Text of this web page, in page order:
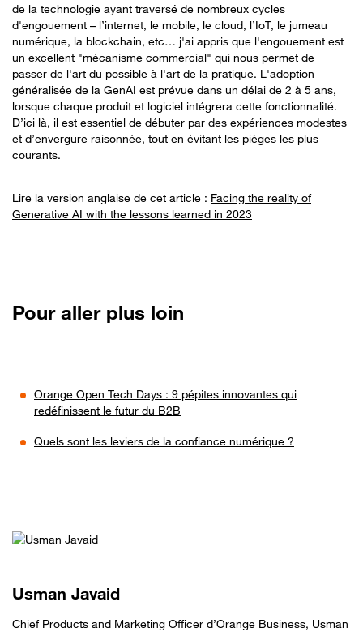
de la technologie ayant traversé de nombreux cycles
d'engouement – l’internet, le mobile, le cloud, l’IoT, le jumeau
numérique, la blockchain, etc… j'ai appris que l'engouement est
un excellent "mécanisme commercial" qui nous permet de
passer de l'art du possible à l'art de la pratique. L'adoption
généralisée de la GenAI est prévue dans un délai de 2 à 5 ans,
lorsque chaque produit et logiciel intégrera cette fonctionnalité.
D’ici là, il est essentiel de débuter par des expériences modestes
et d’envergure raisonnée, tout en évitant les pièges les plus
courants.
Lire la version anglaise de cet article : Facing the reality of
Generative AI with the lessons learned in 2023
Pour aller plus loin
Orange Open Tech Days : 9 pépites innovantes qui
redéfinissent le futur du B2B
Quels sont les leviers de la confiance numérique ?
Usman Javaid
Chief Products and Marketing Officer d’Orange Business, Usman